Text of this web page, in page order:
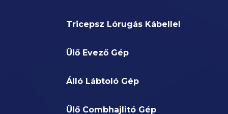
Tricepsz Lórugás Kábellel
Ülő Evező Gép
Álló Lábtoló Gép
Ülő Combhajlitó Gép